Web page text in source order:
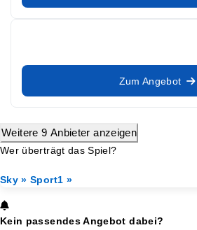
Zum Angebot
Weitere 9 Anbieter anzeigen
Wer überträgt das Spiel?
Sky » Sport1 »
Kein passendes Angebot dabei?